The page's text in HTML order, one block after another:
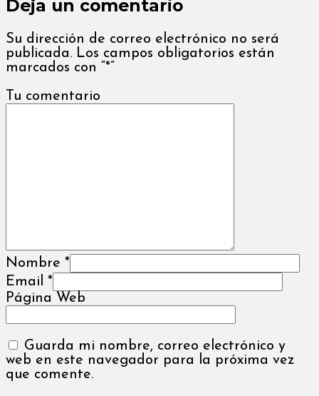
Deja un comentario
Su dirección de correo electrónico no será
publicada. Los campos obligatorios están
marcados con “*”
Tu comentario
Nombre *
Email *
Página Web
Guarda mi nombre, correo electrónico y
web en este navegador para la próxima vez
que comente.